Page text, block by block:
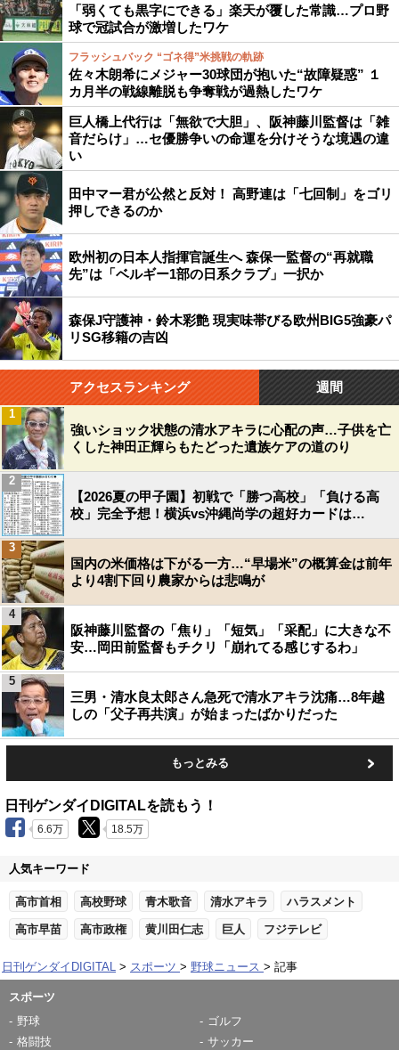
「弱くても黒字にできる」楽天が覆した常識…プロ野
球で冠試合が激増したワケ
フラッシュバック “ゴネ得”米挑戦の軌跡
佐々木朗希にメジャー30球団が抱いた“故障疑惑” １
カ月半の戦線離脱も争奪戦が過熱したワケ
巨人橋上代行は「無欲で大胆」、阪神藤川監督は「雑
音だらけ」…セ優勝争いの命運を分けそうな境遇の違
い
田中マー君が公然と反対！ 高野連は「七回制」をゴリ
押しできるのか
欧州初の日本人指揮官誕生へ 森保一監督の“再就職
先”は「ベルギー1部の日系クラブ」一択か
森保J守護神・鈴木彩艶 現実味帯びる欧州BIG5強豪パ
リSG移籍の吉凶
アクセスランキング 週間
強いショック状態の清水アキラに心配の声…子供を亡
くした神田正輝らもたどった遺族ケアの道のり
1
【2026夏の甲子園】初戦で「勝つ高校」「負ける高
校」完全予想！横浜vs沖縄尚学の超好カードは…
2
国内の米価格は下がる一方…“早場米”の概算金は前年
より4割下回り農家からは悲鳴が
3
阪神藤川監督の「焦り」「短気」「采配」に大きな不
安…岡田前監督もチクリ「崩れてる感じするわ」
4
三男・清水良太郎さん急死で清水アキラ沈痛…8年越
しの「父子再共演」が始まったばかりだった
5
もっとみる
日刊ゲンダイDIGITALを読もう！
6.6万 18.5万
人気キーワード
高市首相 高校野球 青木歌音 清水アキラ ハラスメント
高市早苗 高市政権 黄川田仁志 巨人 フジテレビ
日刊ゲンダイDIGITAL スポーツ 野球ニュース 記事
スポーツ
野球
ゴルフ
格闘技
サッカー